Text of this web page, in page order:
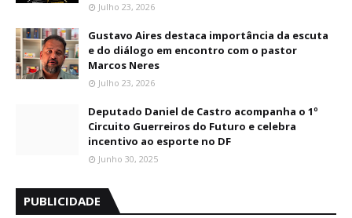
Julho 23, 2026
Gustavo Aires destaca importância da escuta
e do diálogo em encontro com o pastor
Marcos Neres
Julho 23, 2026
Deputado Daniel de Castro acompanha o 1º
Circuito Guerreiros do Futuro e celebra
incentivo ao esporte no DF
Junho 30, 2025
PUBLICIDADE